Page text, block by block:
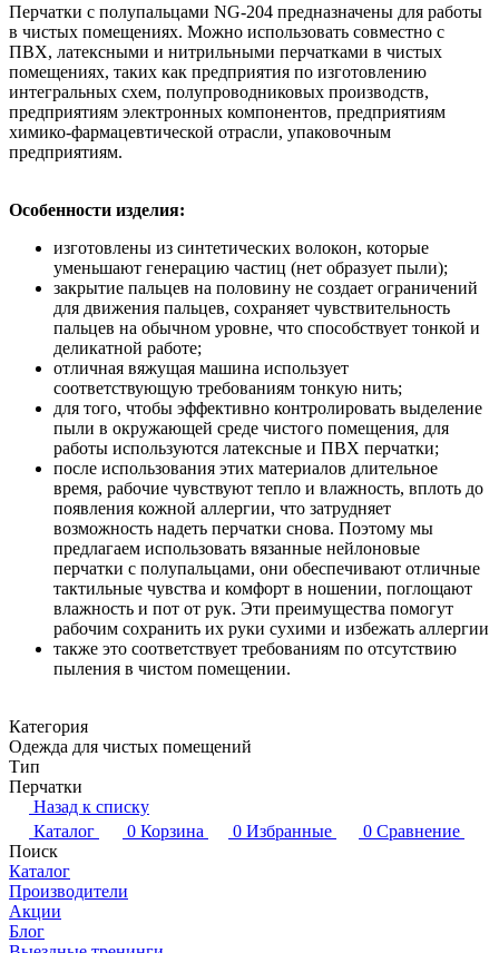
Перчатки с полупальцами NG-204 предназначены для работы
в чистых помещениях. Можно использовать совместно с
ПВХ, латексными и нитрильными перчатками в чистых
помещениях, таких как предприятия по изготовлению
интегральных схем, полупроводниковых производств,
предприятиям электронных компонентов, предприятиям
химико-фармацевтической отрасли, упаковочным
предприятиям.
Особенности изделия:
изготовлены из синтетических волокон, которые
уменьшают генерацию частиц (нет образует пыли);
закрытие пальцев на половину не создает ограничений
для движения пальцев, сохраняет чувствительность
пальцев на обычном уровне, что способствует тонкой и
деликатной работе;
отличная вяжущая машина использует
соответствующую требованиям тонкую нить;
для того, чтобы эффективно контролировать выделение
пыли в окружающей среде чистого помещения, для
работы используются латексные и ПВХ перчатки;
после использования этих материалов длительное
время, рабочие чувствуют тепло и влажность, вплоть до
появления кожной аллергии, что затрудняет
возможность надеть перчатки снова. Поэтому мы
предлагаем использовать вязанные нейлоновые
перчатки с полупальцами, они обеспечивают отличные
тактильные чувства и комфорт в ношении, поглощают
влажность и пот от рук. Эти преимущества помогут
рабочим сохранить их руки сухими и избежать аллергии
также это соответствует требованиям по отсутствию
пыления в чистом помещении.
Категория
Одежда для чистых помещений
Тип
Перчатки
Назад к списку
Каталог
0 Корзина 0 Избранные 0 Сравнение
Поиск
Каталог
Производители
Акции
Блог